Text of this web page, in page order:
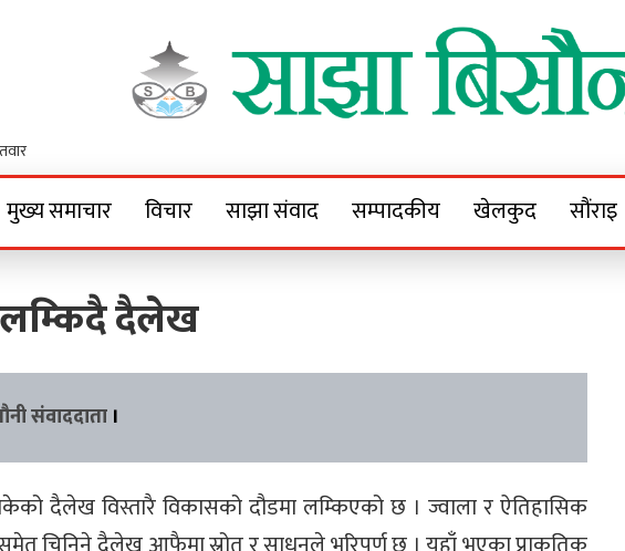
Sajha Bisaunee
मुख्य समाचार विचार साझा संवाद सम्पादकीय खेलकुद सौंराइ
दैलेख
संवाददाता ।
दैलेख विस्तारै विकासको दौडमा लम्किएको छ । ज्वाला र ऐतिहासिक